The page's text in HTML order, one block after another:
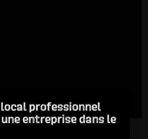
professionnel
entreprise dans le